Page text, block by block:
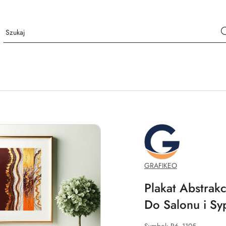
GRAFIKEO.PL
GRAFIKEO
Plakat
Do Salonu i